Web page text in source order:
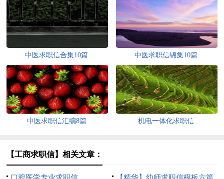
中医求职信合集10篇 中医求职信锦集10篇
中医求职信汇编8篇 机电一体化求职信
【工商求职信】相关文章：
口腔医学专业求职信 【精华】幼师求职信模板六篇